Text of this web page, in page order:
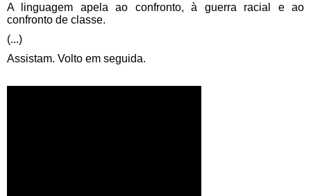
A linguagem apela ao confronto, à guerra racial e ao
confronto de classe.
(...)
Assistam. Volto em seguida.